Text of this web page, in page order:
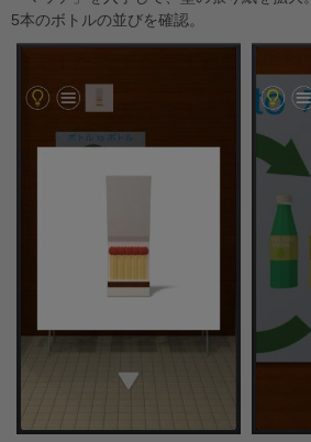
5本のボトルの並びを確認。